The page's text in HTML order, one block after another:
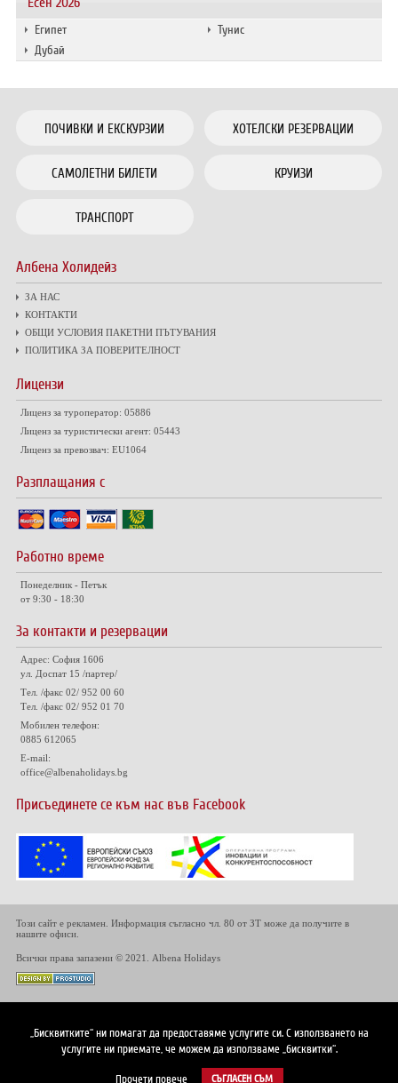
Египет
Тунис
Дубай
ПОЧИВКИ И ЕКСКУРЗИИ ХОТЕЛСКИ РЕЗЕРВАЦИИ
САМОЛЕТНИ БИЛЕТИ КРУИЗИ
ТРАНСПОРТ
Албена Холидейз
ЗА НАС
КОНТАКТИ
ОБЩИ УСЛОВИЯ ПАКЕТНИ ПЪТУВАНИЯ
ПОЛИТИКА ЗА ПОВЕРИТЕЛНОСТ
Лицензи
Лиценз за туроператор: 05886
Лиценз за туристически агент: 05443
Лиценз за превозвач: EU1064
Разплащания с
Работно време
Понеделник - Петък
от 9:30 - 18:30
За контакти и резервации
Адрес: София 1606
ул. Доспат 15 /партер/
Тел. /факс 02/ 952 00 60
Тел. /факс 02/ 952 01 70
Мобилен телефон:
0885 612065
E-mail:
office@albenaholidays.bg
Присъединете се към нас във Facebook
Този сайт е рекламен. Информация съгласно чл. 80 от ЗТ може да получите в
нашите офиси.
Всички права запазени © 2021. Albena Holidays
„Бисквитките“ ни помагат да предоставяме услугите си. С използването на
услугите ни приемате, че можем да използваме „бисквитки“.
Прочети повече СЪГЛАСЕН СЪМ